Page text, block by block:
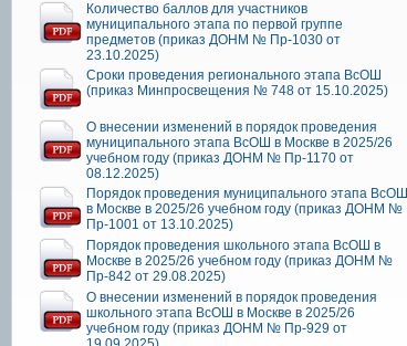
Количество баллов для участников
муниципального этапа по первой группе
предметов (приказ ДОНМ № Пр-1030 от
23.10.2025)
Сроки проведения регионального этапа ВсОШ
(приказ Минпросвещения № 748 от 15.10.2025)
О внесении изменений в порядок проведения
муниципального этапа ВсОШ в Москве в 2025/26
учебном году (приказ ДОНМ № Пр-1170 от
08.12.2025)
Порядок проведения муниципального этапа ВсОШ
в Москве в 2025/26 учебном году (приказ ДОНМ №
Пр-1001 от 13.10.2025)
Порядок проведения школьного этапа ВсОШ в
Москве в 2025/26 учебном году (приказ ДОНМ №
Пр-842 от 29.08.2025)
О внесении изменений в порядок проведения
школьного этапа ВсОШ в Москве в 2025/26
учебном году (приказ ДОНМ № Пр-929 от